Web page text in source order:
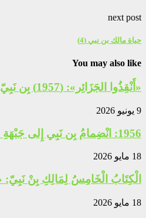
next post
حياة مالك بن نبي (4)‏
You may also like
«أَنْقِذُوا الجَزَائِر»: (1957) بِن نَبِيّ يَدْعُو العَالَمَ إِلَى...
9 يونيو 2026
1956: انْضِمامُ بِن نَبِي إِلى جَبْهَةِ التَّحْرِيرِ الوَطَنِيِّ
18 مايو 2026
الْكِتَابُ الْخَامِسُ لِمَالِكِ بِنْ نَبِيّ:
18 مايو 2026